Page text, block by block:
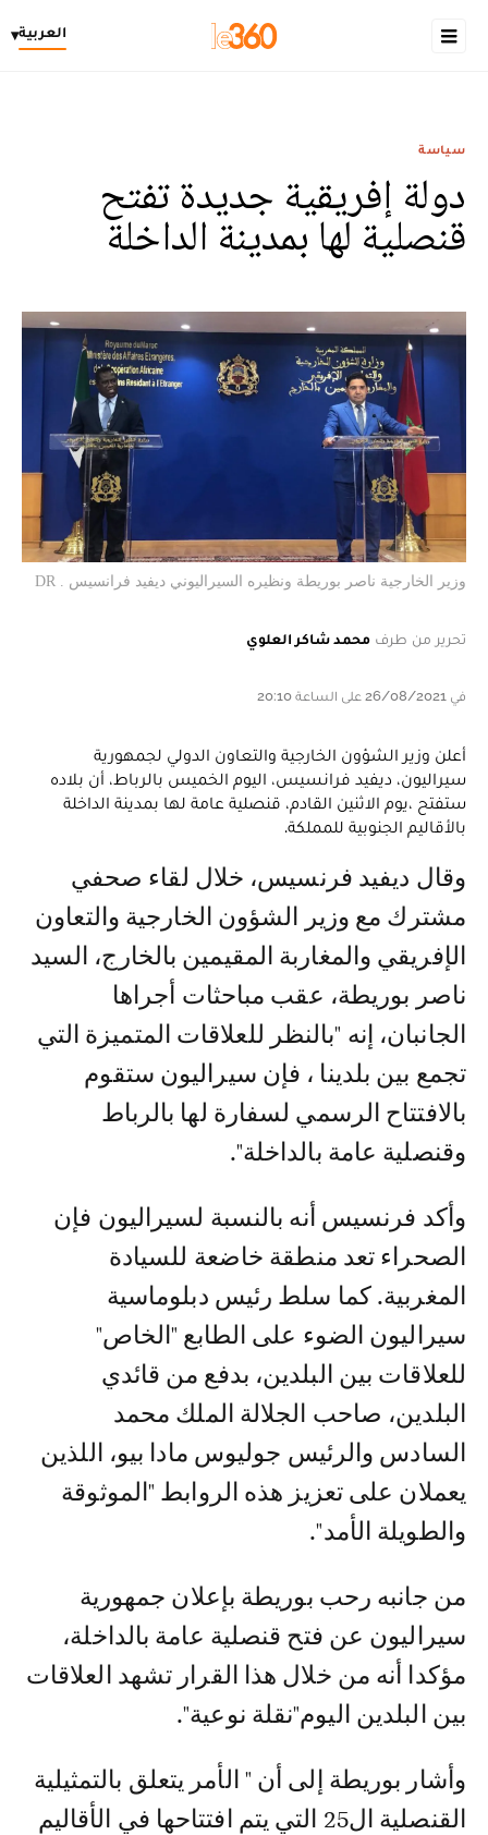
العربية▾
سياسة
دولة إفريقية جديدة تفتح
قنصلية لها بمدينة الداخلة
وزير الخارجية ناصر بوريطة ونظيره السيراليوني ديفيد فرانسيس . DR
تحرير من طرف محمد شاكر العلوي
في 26/08/2021 على الساعة 20:10
أعلن وزير الشؤون الخارجية والتعاون الدولي لجمهورية
سيراليون، ديفيد فرانسيس، اليوم الخميس بالرباط، أن بلاده
ستفتح ،يوم الاثنين القادم، قنصلية عامة لها بمدينة الداخلة
بالأقاليم الجنوبية للمملكة.
وقال ديفيد فرنسيس، خلال لقاء صحفي
مشترك مع وزير الشؤون الخارجية والتعاون
الإفريقي والمغاربة المقيمين بالخارج، السيد
ناصر بوريطة، عقب مباحثات أجراها
الجانبان، إنه "بالنظر للعلاقات المتميزة التي
تجمع بين بلدينا ، فإن سيراليون ستقوم
بالافتتاح الرسمي لسفارة لها بالرباط
وقنصلية عامة بالداخلة".
وأكد فرنسيس أنه بالنسبة لسيراليون فإن
الصحراء تعد منطقة خاضعة للسيادة
المغربية. كما سلط رئيس دبلوماسية
سيراليون الضوء على الطابع "الخاص"
للعلاقات بين البلدين، بدفع من قائدي
البلدين، صاحب الجلالة الملك محمد
السادس والرئيس جوليوس مادا بيو، اللذين
يعملان على تعزيز هذه الروابط "الموثوقة
والطويلة الأمد".
من جانبه رحب بوريطة بإعلان جمهورية
سيراليون عن فتح قنصلية عامة بالداخلة،
مؤكدا أنه من خلال هذا القرار تشهد العلاقات
بين البلدين اليوم"نقلة نوعية".
وأشار بوريطة إلى أن " الأمر يتعلق بالتمثيلية
القنصلية ال25 التي يتم افتتاحها في الأقاليم